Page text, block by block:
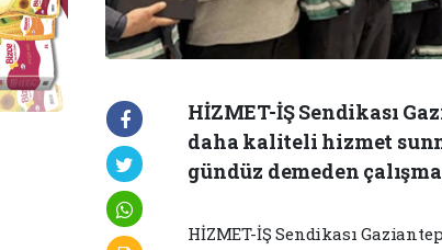
HİZMET-İŞ Sendikası
daha kaliteli hizmet
gündüz demeden
HİZMET-İŞ Sendikası